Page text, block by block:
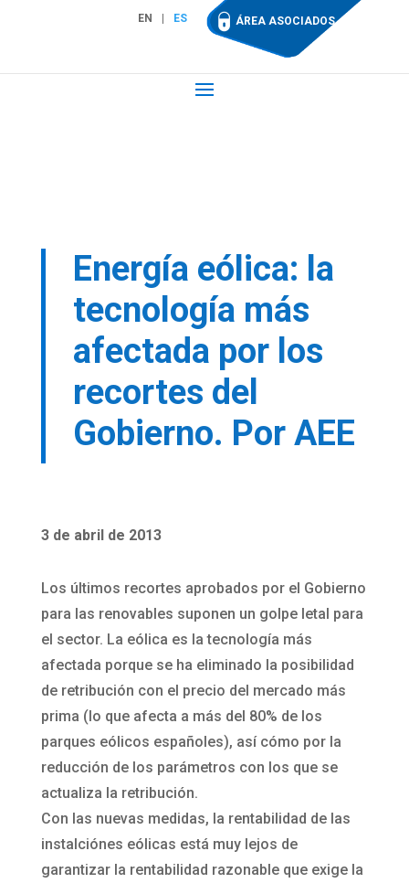
EN ES ÁREA ASOCIADOS
Energía eólica: la
tecnología más
afectada por los
recortes del
Gobierno. Por AEE
3 de abril de 2013
Los últimos recortes aprobados por el Gobierno
para las renovables suponen un golpe letal para
el sector. La eólica es la tecnología más
afectada porque se ha eliminado la posibilidad
de retribución con el precio del mercado más
prima (lo que afecta a más del 80% de los
parques eólicos españoles), así cómo por la
reducción de los parámetros con los que se
actualiza la retribución.
Con las nuevas medidas, la rentabilidad de las
instalciónes eólicas está muy lejos de
garantizar la rentabilidad razonable que exige la